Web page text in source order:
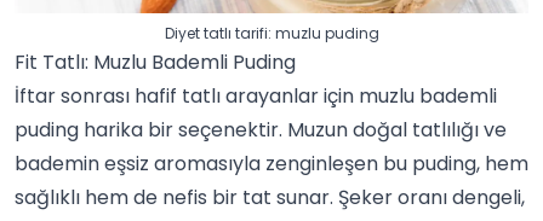
Diyet tatlı tarifi: muzlu puding
Fit Tatlı: Muzlu Bademli Puding
İftar sonrası hafif tatlı arayanlar için muzlu bademli
puding harika bir seçenektir. Muzun doğal tatlılığı ve
bademin eşsiz aromasıyla zenginleşen bu puding, hem
sağlıklı hem de nefis bir tat sunar. Şeker oranı dengeli,